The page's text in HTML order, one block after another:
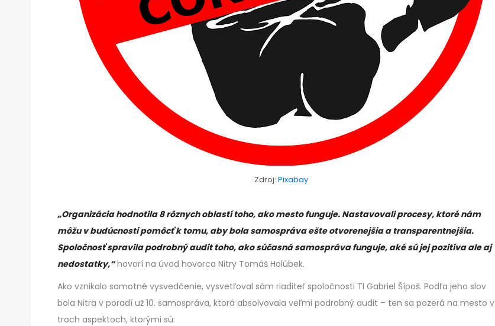
Zdroj: Pixabay
„Organizácia hodnotila 8 rôznych oblastí toho, ako mesto funguje. Nastavovali procesy, ktoré nám
môžu v budúcnosti pomôcť k tomu, aby bola samospráva ešte otvorenejšia a transparentnejšia.
Spoločnosť spravila podrobný audit toho, ako súčasná samospráva funguje, aké sú jej pozitíva ale aj
nedostatky,“hovorí na úvod hovorca Nitry Tomáš Holúbek.
Ako vznikalo samotné vysvedčenie, vysvetľoval sám riaditeľ spoločnosti TI Gabriel Šípoš. Podľa jeho slov
bola Nitra v poradí už 10. samospráva, ktorá absolvovala veľmi podrobný audit – ten sa pozerá na mesto v
troch aspektoch, ktorými sú: